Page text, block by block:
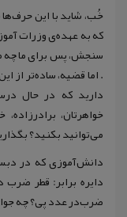
خُب‌‌‌، شاید با این
که به عهده‌‌ی وزرات
سنجش‌‌، پس برای ما چه
. اما قضیه‌‌‌، ساده‌تر از
دارید که در حال
خواهرتان‌‌،
می‌توانید بکنید‌‌؟
دانش‌‌آموزی که در
دایره برابر: قطر
ضرب‌در عدد پی‌‌؟ چه